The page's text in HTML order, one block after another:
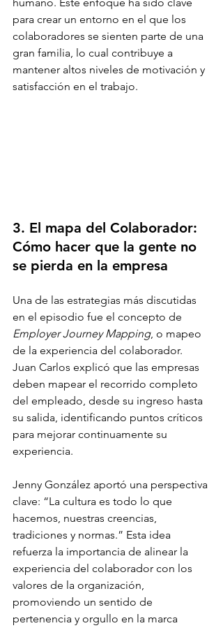
para crear un entorno en el que los
colaboradores se sienten parte de una
gran familia, lo cual contribuye a
mantener altos niveles de motivación y
satisfacción en el trabajo.
3. El mapa del Colaborador:
Cómo hacer que la gente no
se pierda en la empresa
Una de las estrategias más discutidas
en el episodio fue el concepto de
Employer Journey Mapping, o mapeo
de la experiencia del colaborador.
Juan Carlos explicó que las empresas
deben mapear el recorrido completo
del empleado, desde su ingreso hasta
su salida, identificando puntos críticos
para mejorar continuamente su
experiencia.
Jenny González aportó una perspectiva
clave: “La cultura es todo lo que
hacemos, nuestras creencias,
tradiciones y normas.” Esta idea
refuerza la importancia de alinear la
experiencia del colaborador con los
valores de la organización,
promoviendo un sentido de
pertenencia y orgullo en la marca